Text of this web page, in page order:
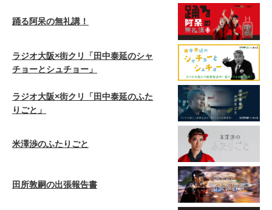
踊る阿呆の無礼講！
ラジオ大阪×街クリ「田中泰延のシャ
チョーとシュチョー」
ラジオ大阪×街クリ「田中泰延のふた
りごと」
米澤渉のふたりごと
田所敦嗣の出張報告書